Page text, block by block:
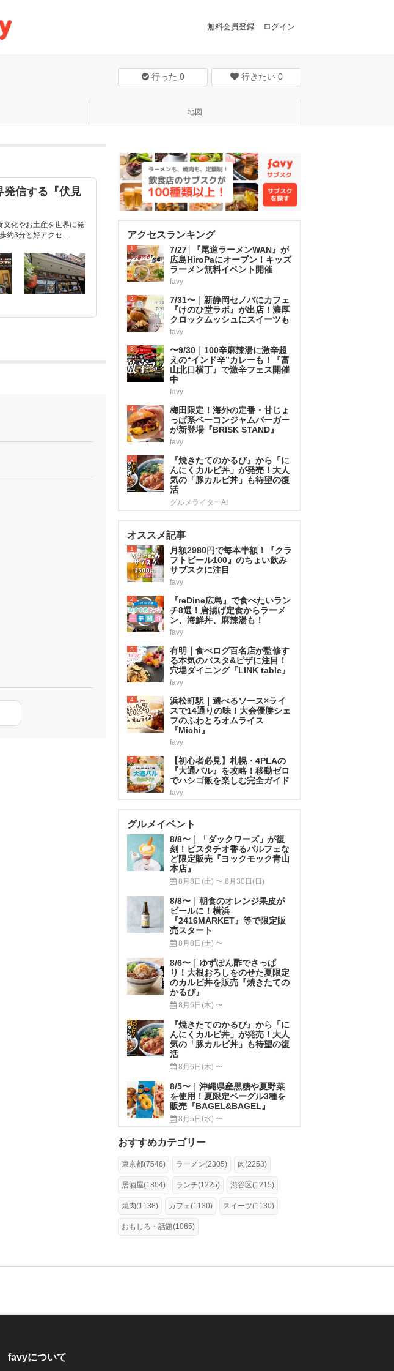
無料会員登録 ログイン
行った 0 行きたい 0
地図
発信する『伏見
文化やお土産を世界に発
約3分と好アクセ...
アクセスランキング
1
7/27│『尾道ラーメンWAN』が
広島HiroPaにオープン！キッズ
ラーメン無料イベント開催
favy
2
7/31〜｜新静岡セノバにカフェ
『けのひ堂ラボ』が出店！濃厚
クロックムッシュにスイーツも
favy
3
〜9/30｜100辛麻辣湯に激辛超
えの“インド辛”カレーも！『富
山北口横丁』で激辛フェス開催
中
favy
4
梅田限定！海外の定番・甘じょ
っぱ系ベーコンジャムバーガー
が新登場『BRISK STAND』
favy
5
『焼きたてのかるび』から「に
んにくカルビ丼」が発売！大人
気の「豚カルビ丼」も待望の復
活
グルメライターAI
オススメ記事
1
月額2980円で毎本半額！『クラ
フトビール100』のちょい飲み
サブスクに注目
favy
2
『reDine広島』で食べたいラン
チ8選！唐揚げ定食からラーメ
ン、海鮮丼、麻辣湯も！
favy
3
有明｜食べログ百名店が監修す
る本気のパスタ&ピザに注目！
穴場ダイニング『LINK table』
favy
4
浜松町駅｜選べるソース×ライ
スで14通りの味！大会優勝シェ
フのふわとろオムライス
『Michi』
favy
5
【初心者必見】札幌・4PLAの
『大通バル』を攻略！移動ゼロ
でハシゴ飯を楽しむ完全ガイド
favy
グルメイベント
8/8〜｜「ダックワーズ」が復
刻！ピスタチオ香るパルフェな
ど限定販売『ヨックモック青山
本店』
8月8日(土) 〜 8月30日(日)
8/8〜｜朝食のオレンジ果皮が
ビールに！横浜
『2416MARKET』等で限定販
売スタート
8月8日(土) 〜
8/6〜｜ゆずぽん酢でさっぱ
り！大根おろしをのせた夏限定
のカルビ丼を販売『焼きたての
かるび』
8月6日(木) 〜
『焼きたてのかるび』から「に
んにくカルビ丼」が発売！大人
気の「豚カルビ丼」も待望の復
活
8月6日(木) 〜
8/5〜｜沖縄県産黒糖や夏野菜
を使用！夏限定ベーグル3種を
販売『BAGEL&BAGEL』
8月5日(水) 〜
おすすめカテゴリー
東京都(7546) ラーメン(2305) 肉(2253)
居酒屋(1804) ランチ(1225) 渋谷区(1215)
焼肉(1138) カフェ(1130) スイーツ(1130)
おもしろ・話題(1065)
favyについて